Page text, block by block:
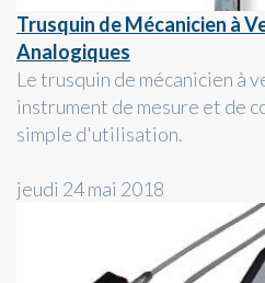
Trusquin de Mécanicien à
Analogiques
Le trusquin de mécanicien à
instrument de mesure et de
simple d'utilisation.
jeudi 24 mai 2018